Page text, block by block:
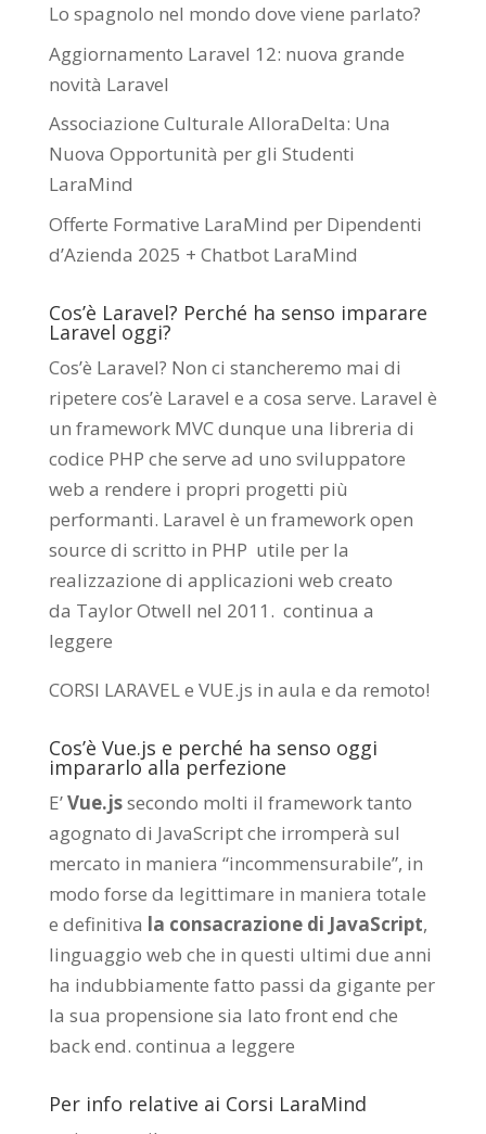
Lo spagnolo nel mondo dove viene parlato?
Aggiornamento Laravel 12: nuova grande
novità Laravel
Associazione Culturale AlloraDelta: Una
Nuova Opportunità per gli Studenti
LaraMind
Offerte Formative LaraMind per Dipendenti
d’Azienda 2025 + Chatbot LaraMind
Cos’è Laravel? Perché ha senso imparare
Laravel oggi?
Cos’è Laravel? Non ci stancheremo mai di
ripetere cos’è Laravel e a cosa serve. Laravel è
un framework MVC dunque una libreria di
codice PHP che serve ad uno sviluppatore
web a rendere i propri progetti più
performanti. Laravel è un framework open
source di scritto in PHP utile per la
realizzazione di applicazioni web creato
da Taylor Otwell nel 2011. continua a
leggere
CORSI LARAVEL e VUE.js in aula e da remoto!
Cos’è Vue.js e perché ha senso oggi
impararlo alla perfezione
E’Vue.jssecondo molti il framework tanto
agognato di JavaScript che irromperà sul
mercato in maniera “incommensurabile”, in
modo forse da legittimare in maniera totale
e definitiva la consacrazione di JavaScript,
linguaggio web che in questi ultimi due anni
ha indubbiamente fatto passi da gigante per
la sua propensione sia lato front end che
back end. continua a leggere
Per info relative ai Corsi LaraMind